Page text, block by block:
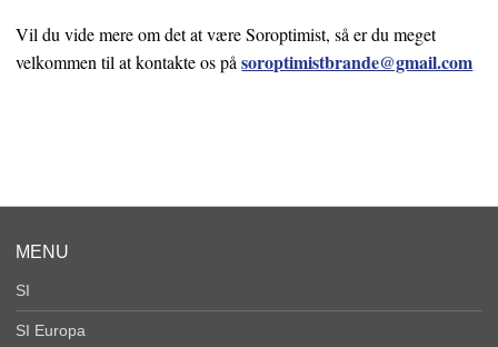
Vil du vide mere om det at være Soroptimist, så er du meget
velkommen til at kontakte os på soroptimistbrande@gmail.com
MENU
SI
SI Europa